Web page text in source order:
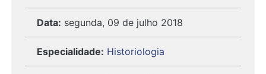
Data: segunda, 09 de julho 2018
Especialidade: Historiologia